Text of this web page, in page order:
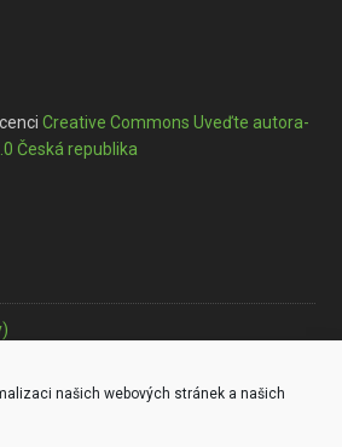
našich webových stránek a našich
Creative Commons Uveďte autora-
Česká republika